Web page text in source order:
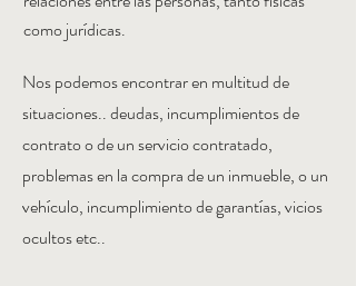
como jurídicas.
Nos podemos encontrar en multitud de
situaciones.. deudas, incumplimientos de
contrato o de un servicio contratado,
problemas en la compra de un inmueble, o un
vehículo, incumplimiento de garantías, vicios
ocultos etc..